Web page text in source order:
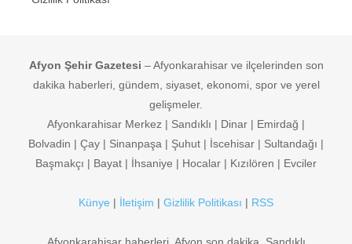
Afyon Şehir Gazetesi – Afyonkarahisar ve ilçelerinden son
dakika haberleri, gündem, siyaset, ekonomi, spor ve yerel
gelişmeler.
Afyonkarahisar Merkez | Sandıklı | Dinar | Emirdağ |
Bolvadin | Çay | Sinanpaşa | Şuhut | İscehisar | Sultandağı |
Başmakçı | Bayat | İhsaniye | Hocalar | Kızılören | Evciler
Künye | İletişim | Gizlilik Politikası | RSS